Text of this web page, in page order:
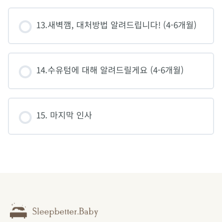
13.새벽깸, 대처방법 알려드립니다! (4-6개월)
14.수유텀에 대해 알려드릴게요 (4-6개월)
15. 마지막 인사